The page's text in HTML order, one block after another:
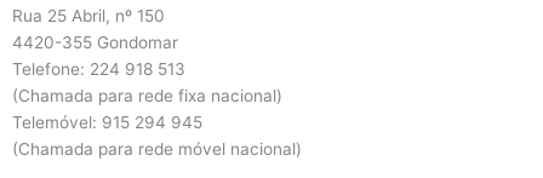
Rua 25 Abril, nº 150
4420-355 Gondomar
Telefone: 224 918 513
(Chamada para rede fixa nacional)
Telemóvel: 915 294 945
(Chamada para rede móvel nacional)